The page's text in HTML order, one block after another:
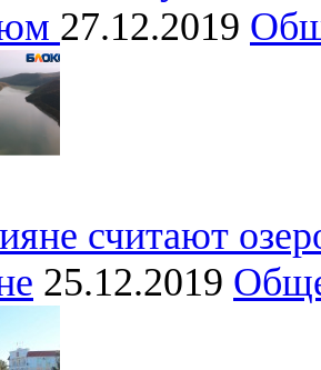
27.12.2019
считают
25.12.2019